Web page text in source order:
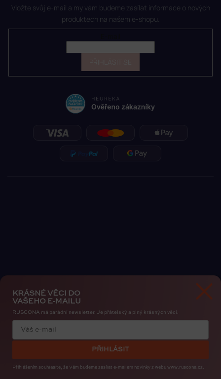
Vložte svůj e-mail a my vám budeme zasílat informace o nových
produktech na našem e-shopu.
Zásady ochrany osobních údajůCookies
Copyright 2026RUSCONA Česko. Všechna práva vyhrazena.
Upravit nastavení cookies
KRÁSNÉ VĚCI DO
VAŠEHO E-MAILU
RUSCONA má parádní newsletter. Je přátelský a plný krásných věcí.
PŘIHLÁSIT
Přihlášením souhlasíte, že Vám budeme zasílat e-mailem novinky z webu www.ruscona.cz.